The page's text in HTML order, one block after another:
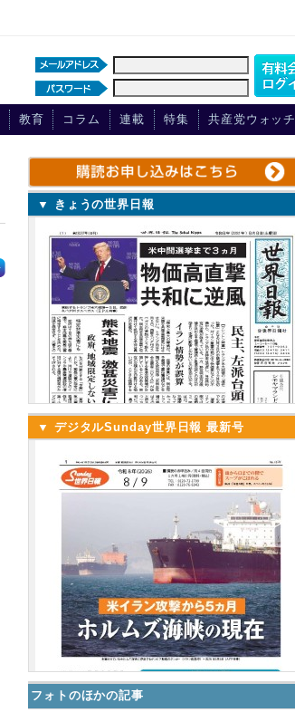
教育 コラム 連載 特集 共産党ウォッチ
▼ きょうの世界日報
▼ デジタルSunday世界日報 最新号
フォトのほかの記事